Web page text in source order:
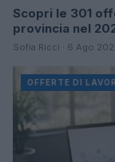
Scopri le 301
provincia nel
Sofia Ricci · 6 Ago
OFFERTE DI